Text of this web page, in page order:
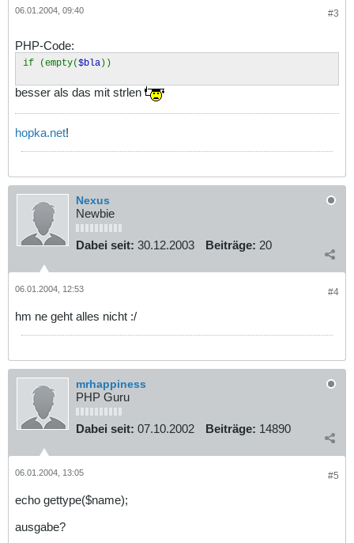
#3
06.01.2004, 09:40
PHP-Code:
if (empty($bla ))
besser als das mit strlen
hopka.net!
Nexus
Newbie
Dabei seit: 30.12.2003 Beiträge: 20
#4
06.01.2004, 12:53
hm ne geht alles nicht :/
mrhappiness
PHP Guru
Dabei seit: 07.10.2002 Beiträge: 14890
#5
06.01.2004, 13:05
echo gettype($name);
ausgabe?